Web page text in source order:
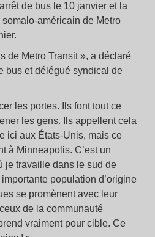
de bus le 10 janvier et la
américain de Metro
de Metro Transit », a déclaré
bus et délégué syndical de
les portes. Ils font tout ce
les gens. Ils appellent cela
ici aux États-Unis, mais ce
à Minneapolis. C’est un
je travaille dans le sud de
population d’origine
se promènent avec leur
de la communauté
vraiment pour cible. Ce